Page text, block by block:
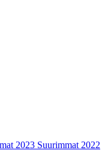
2023 Suurimmat 2022